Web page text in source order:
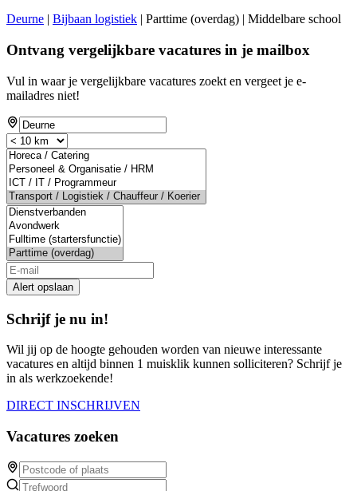
Deurne
Bijbaan logistiek | Parttime (overdag) | Middelbare school
Ontvang vergelijkbare vacatures in je mailbox
Vul in waar je vergelijkbare vacatures zoekt en vergeet je e-
mailadres niet!
Alert opslaan
Schrijf je nu in!
Wil jij op de hoogte gehouden worden van nieuwe interessante
vacatures en altijd binnen 1 muisklik kunnen solliciteren? Schrijf je
in als werkzoekende!
DIRECT INSCHRIJVEN
Vacatures zoeken